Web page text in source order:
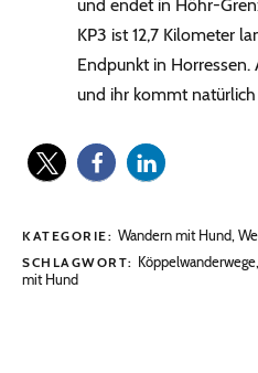
und endet in Höhr-
KP3 ist 12,7 Kilometer
Endpunkt in Horressen.
und ihr kommt
KATEGORIE: Wandern mit Hund,
SCHLAGWORT: Köppelwanderwege,
mit Hund